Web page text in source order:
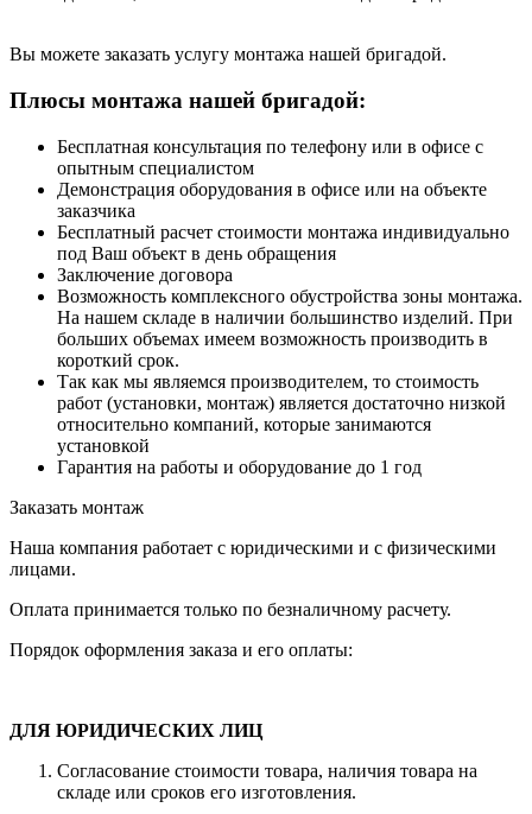
Вы можете заказать услугу монтажа нашей бригадой.
Плюсы монтажа нашей бригадой:
Бесплатная консультация по телефону или в офисе с
опытным специалистом
Демонстрация оборудования в офисе или на объекте
заказчика
Бесплатный расчет стоимости монтажа индивидуально
под Ваш объект в день обращения
Заключение договора
Возможность комплексного обустройства зоны монтажа.
На нашем складе в наличии большинство изделий. При
больших объемах имеем возможность производить в
короткий срок.
Так как мы являемся производителем, то стоимость
работ (установки, монтаж) является достаточно низкой
относительно компаний, которые занимаются
установкой
Гарантия на работы и оборудование до 1 год
Заказать монтаж
Наша компания работает с юридическими и с физическими
лицами.
Оплата принимается только по безналичному расчету.
Порядок оформления заказа и его оплаты:
ДЛЯ ЮРИДИЧЕСКИХ ЛИЦ
Согласование стоимости товара, наличия товара на
складе или сроков его изготовления.